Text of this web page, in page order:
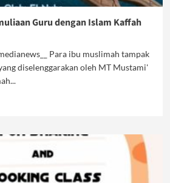
Guru dengan Islam Kaffah
Para ibu muslimah tampak
diselenggarakan oleh MT Mustami'